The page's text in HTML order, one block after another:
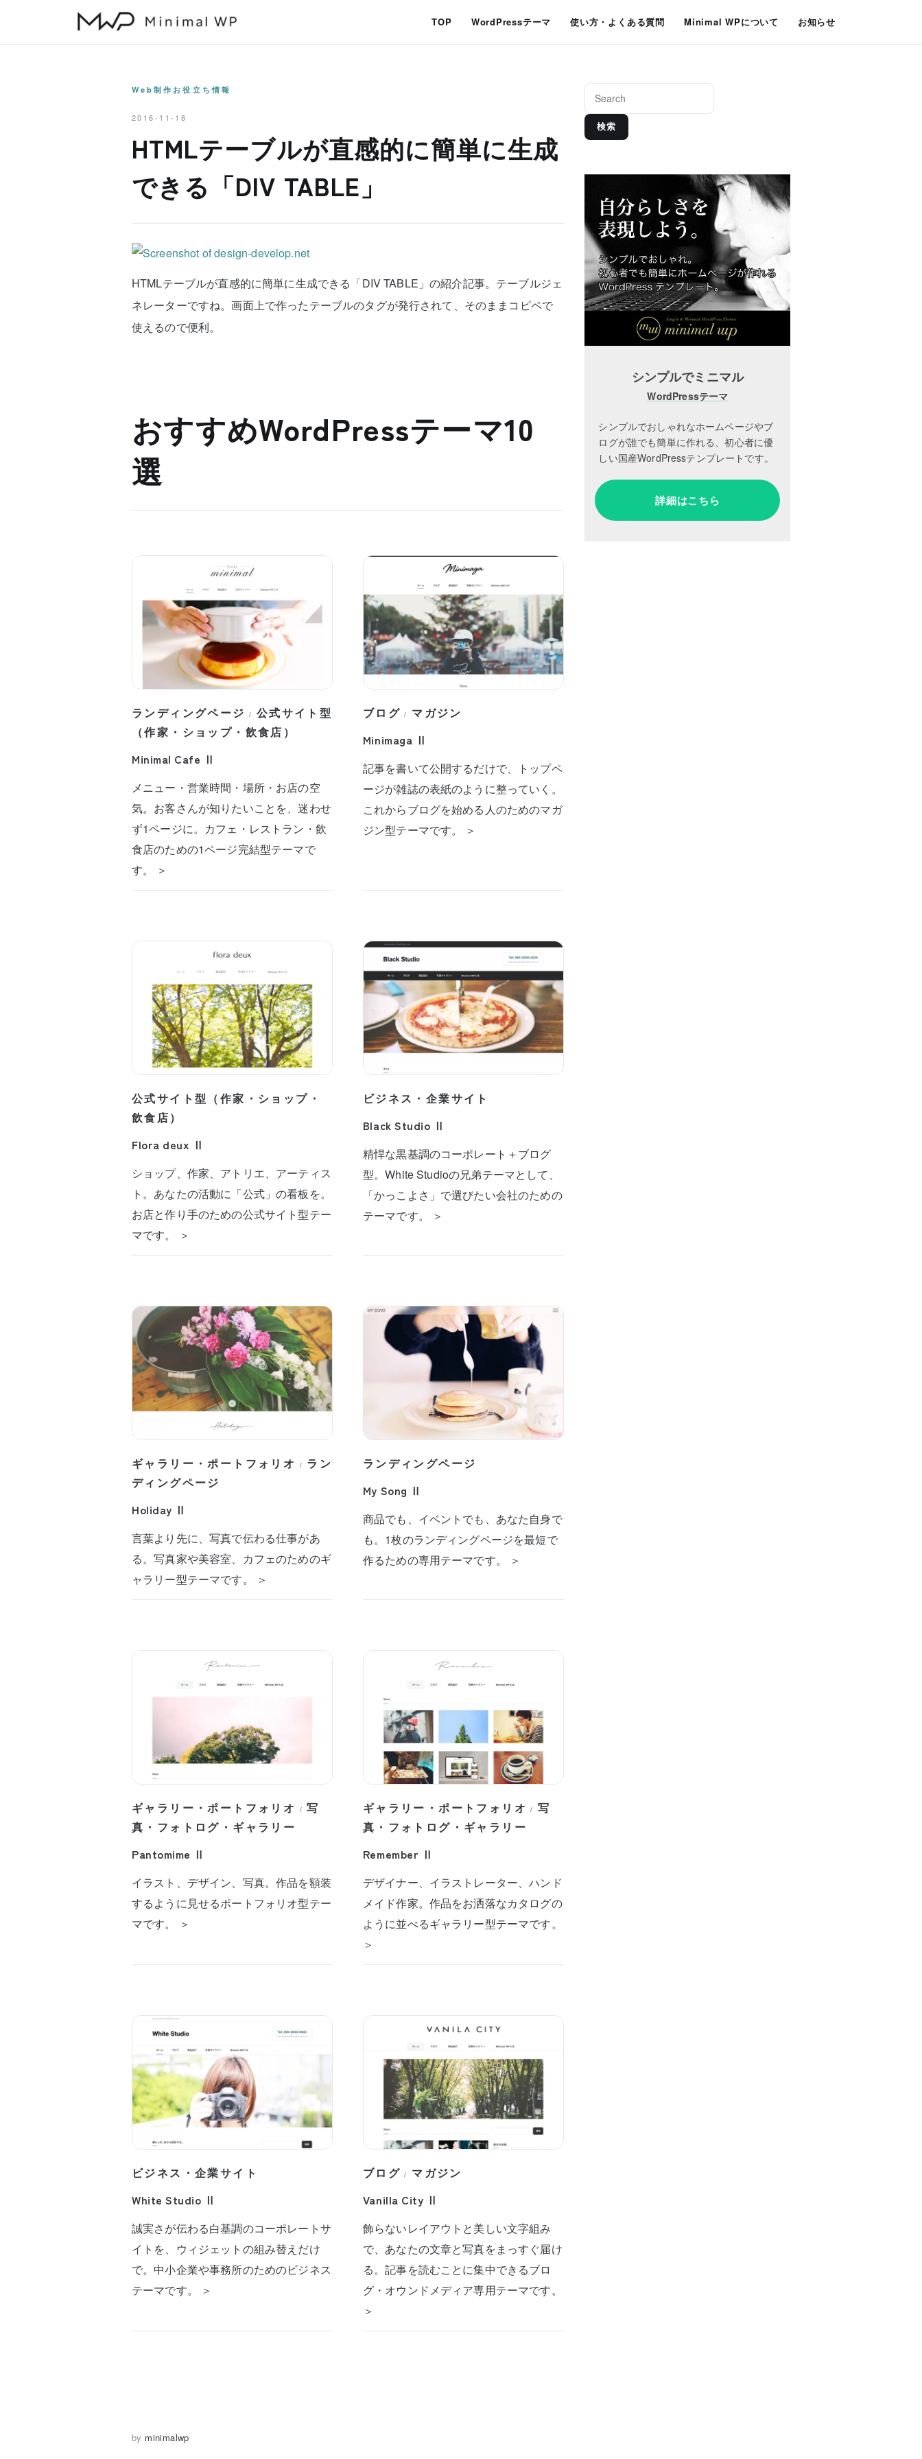
TOP WordPressテーマ 使い方・よくある質問 Minimal WPについて お知らせ
Web制作お役立ち情報
2016-11-18
HTMLテーブルが直感的に簡単に生成
できる「DIV TABLE」
HTMLテーブルが直感的に簡単に生成できる「DIV TABLE」の紹介記事。テーブルジェ
ネレーターですね。画面上で作ったテーブルのタグが発行されて、そのままコピペで
使えるので便利。
おすすめWordPressテーマ10
選
ランディングページ / 公式サイト型
（作家・ショップ・飲食店）
Minimal Cafe Ⅱ
メニュー・営業時間・場所・お店の空
気。お客さんが知りたいことを、迷わせ
ず1ページに。カフェ・レストラン・飲
食店のための1ページ完結型テーマで
す。 ＞
ブログ / マガジン
Minimaga Ⅱ
記事を書いて公開するだけで、トップペ
ージが雑誌の表紙のように整っていく。
これからブログを始める人のためのマガ
ジン型テーマです。 ＞
公式サイト型（作家・ショップ・
飲食店）
Flora deux Ⅱ
ショップ、作家、アトリエ、アーティス
ト。あなたの活動に「公式」の看板を。
お店と作り手のための公式サイト型テー
マです。 ＞
ビジネス・企業サイト
Black Studio Ⅱ
精悍な黒基調のコーポレート＋ブログ
型。White Studioの兄弟テーマとして、
「かっこよさ」で選びたい会社のための
テーマです。 ＞
ギャラリー・ポートフォリオ / ラン
ディングページ
Holiday Ⅱ
言葉より先に、写真で伝わる仕事があ
る。写真家や美容室、カフェのためのギ
ャラリー型テーマです。 ＞
ランディングページ
My Song Ⅱ
商品でも、イベントでも、あなた自身で
も。1枚のランディングページを最短で
作るための専用テーマです。 ＞
ギャラリー・ポートフォリオ /写
真・フォトログ・ギャラリー
Pantomime Ⅱ
イラスト、デザイン、写真。作品を額装
するように見せるポートフォリオ型テー
マです。 ＞
ギャラリー・ポートフォリオ /写
真・フォトログ・ギャラリー
Remember Ⅱ
デザイナー、イラストレーター、ハンド
メイド作家。作品をお洒落なカタログの
ように並べるギャラリー型テーマです。
＞
ビジネス・企業サイト
White Studio Ⅱ
誠実さが伝わる白基調のコーポレートサ
イトを、ウィジェットの組み替えだけ
で。中小企業や事務所のためのビジネス
テーマです。 ＞
ブログ / マガジン
Vanilla City Ⅱ
飾らないレイアウトと美しい文字組み
で、あなたの文章と写真をまっすぐ届け
る。記事を読むことに集中できるブロ
グ・オウンドメディア専用テーマです。
＞
by minimalwp
検索
シンプルでミニマル
WordPressテーマ
シンプルでおしゃれなホームページやブ
ログが誰でも簡単に作れる、初心者に優
しい国産WordPressテンプレートです。
詳細はこちら